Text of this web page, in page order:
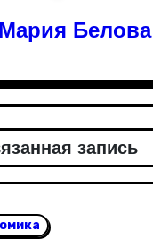
Мария Белова
запись